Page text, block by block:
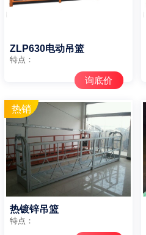
ZLP630电动吊篮
特点：
询底价
热镀锌吊篮
特点：